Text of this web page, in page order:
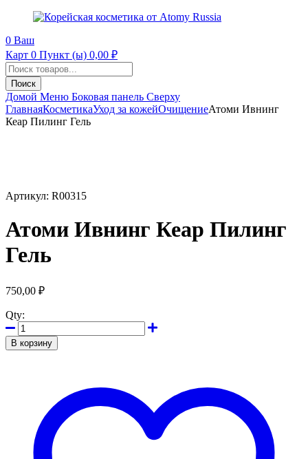
0 Ваш
Карт 0 Пункт (ы) 0,00 ₽
Поиск
продуктов
Поиск
Домой Меню Боковая панель Сверху
ГлавнаяКосметикаУход за кожейОчищениеАтоми Ивнинг
Кеар Пилинг Гель
Артикул: R00315
Атоми Ивнинг Кеар Пилинг
Гель
750,00 ₽
Qty:
В корзину